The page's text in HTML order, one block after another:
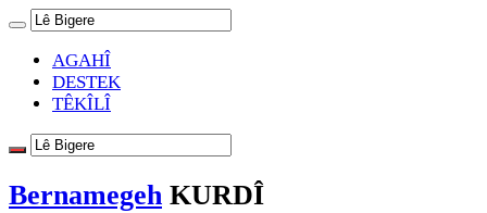
AGAHÎ
DESTEK
TÊKÎLÎ
Bernamegeh KURDÎ